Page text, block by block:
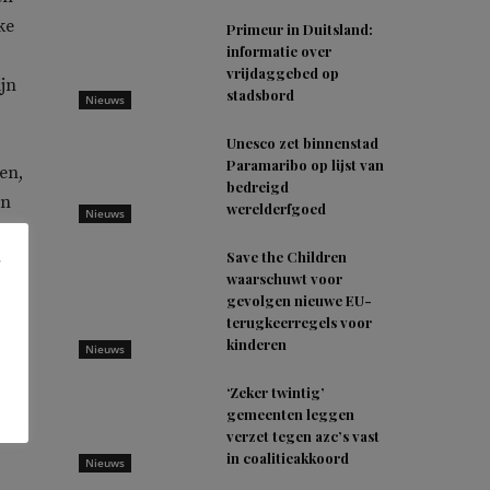
Nieuws
Primeur in Duitsland:
informatie over
vrijdaggebed op
stadsbord
Nieuws
Unesco zet binnenstad
Paramaribo op lijst van
bedreigd
werelderfgoed
Nieuws
Save the Children
waarschuwt voor
gevolgen nieuwe EU-
terugkeerregels voor
kinderen
Nieuws
‘Zeker twintig’
gemeenten leggen
verzet tegen azc’s vast
in coalitieakkoord